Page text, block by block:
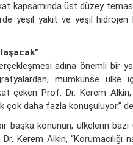
kapsamında üst düzey
yeşil yakıt ve yeşil
adına önemli bir
mümkünse ülke
çeken Prof. Dr. Kerem
çok daha fazla konuşuluyor.”
başka konunun, ülkelerin
Kerem Alkin,